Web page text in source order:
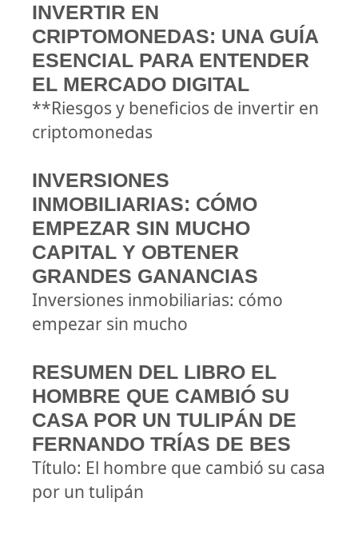
INVERTIR EN
CRIPTOMONEDAS: UNA GUÍA
ESENCIAL PARA ENTENDER
EL MERCADO DIGITAL
**Riesgos y beneficios de invertir en
criptomonedas
INVERSIONES
INMOBILIARIAS: CÓMO
EMPEZAR SIN MUCHO
CAPITAL Y OBTENER
GRANDES GANANCIAS
Inversiones inmobiliarias: cómo
empezar sin mucho
RESUMEN DEL LIBRO EL
HOMBRE QUE CAMBIÓ SU
CASA POR UN TULIPÁN DE
FERNANDO TRÍAS DE BES
Título: El hombre que cambió su casa
por un tulipán